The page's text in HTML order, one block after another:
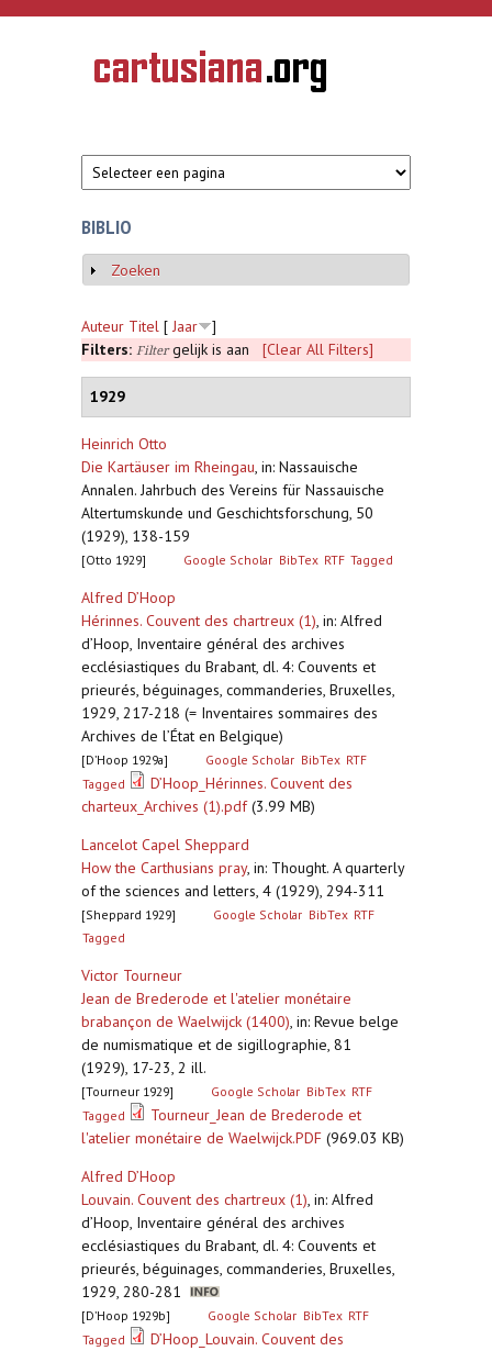
Overslaan en naar de inhoud gaan
CARTUSIANA
Geschiedenis
van de
BIBLIO
Weergeven
Zoeken
Auteur Titel [ Jaar
]
Filters: Filtergelijk is aan [Clear All Filters]
1929
Heinrich Otto
Die Kartäuser im Rheingau, in: Nassauische
Annalen. Jahrbuch des Vereins für Nassauische
Altertumskunde und Geschichtsforschung, 50
(1929), 138-159
[Otto 1929] Google Scholar BibTex RTF Tagged
Alfred D’Hoop
Hérinnes. Couvent des chartreux (1), in: Alfred
d’Hoop, Inventaire général des archives
ecclésiastiques du Brabant, dl. 4: Couvents et
prieurés, béguinages, commanderies, Bruxelles,
1929, 217-218 (= Inventaires sommaires des
Archives de l’État en Belgique)
[D’Hoop 1929a] Google Scholar BibTex RTF
Tagged
D’Hoop_Hérinnes. Couvent des
charteux_Archives (1).pdf(3.99 MB)
Lancelot Capel Sheppard
How the Carthusians pray, in: Thought. A quarterly
of the sciences and letters, 4 (1929), 294-311
[Sheppard 1929] Google Scholar BibTex RTF
Tagged
Victor Tourneur
Jean de Brederode et l'atelier monétaire
brabançon de Waelwijck (1400), in: Revue belge
de numismatique et de sigillographie, 81
(1929), 17-23, 2 ill.
[Tourneur 1929] Google Scholar BibTex RTF
Tagged
Tourneur_Jean de Brederode et
l'atelier monétaire de Waelwijck.PDF (969.03 KB)
Alfred D’Hoop
Louvain. Couvent des chartreux (1), in: Alfred
d’Hoop, Inventaire général des archives
ecclésiastiques du Brabant, dl. 4: Couvents et
prieurés, béguinages, commanderies, Bruxelles,
1929, 280-281
[D’Hoop 1929b] Google Scholar BibTex RTF
Tagged
D’Hoop_Louvain. Couvent des